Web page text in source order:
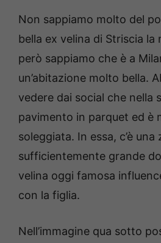
Non sappiamo molto del
bella ex velina di Striscia
però sappiamo che è a
un’abitazione molto bella.
vedere dai social che nella
pavimento in parquet ed è
soleggiata. In essa, c’è una
sufficientemente grande
velina oggi famosa
con la figlia.
Nell’immagine qua sotto